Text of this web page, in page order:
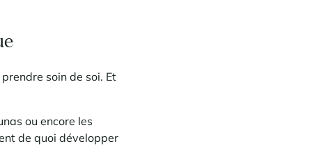
soin de soi. Et
ou encore les
de quoi développer